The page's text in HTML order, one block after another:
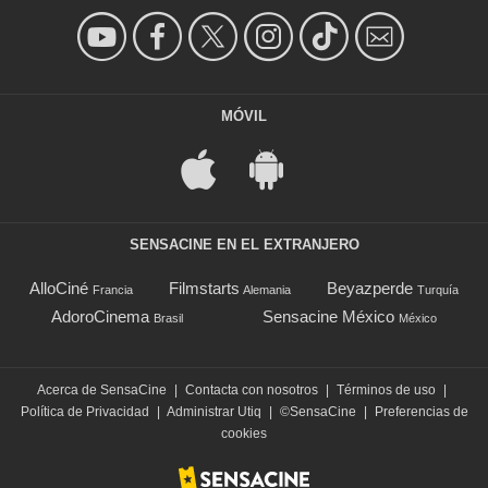
MÓVIL
SENSACINE EN EL EXTRANJERO
AlloCiné Francia Filmstarts Alemania Beyazperde Turquía
AdoroCinema Brasil Sensacine México México
Acerca de SensaCine Contacta con nosotros Términos de uso
Política de Privacidad
Administrar Utiq ©SensaCine
Preferencias de
cookies